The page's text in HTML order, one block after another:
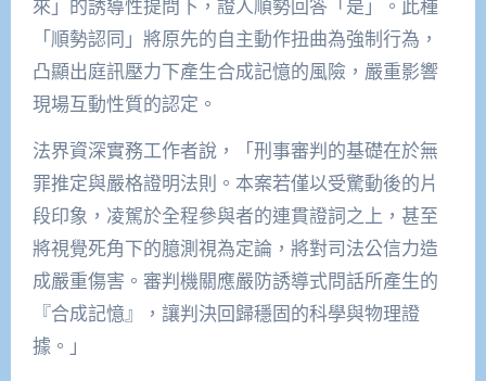
來」的誘導性提問下，證人順勢回答「是」。此種
「順勢認同」將原先的自主動作扭曲為強制行為，
凸顯出庭訊壓力下產生合成記憶的風險，嚴重影響
現場互動性質的認定。
法界資深實務工作者說，「刑事審判的基礎在於無
罪推定與嚴格證明法則。本案若僅以受驚動後的片
段印象，凌駕於全程參與者的連貫證詞之上，甚至
將視覺死角下的臆測視為定論，將對司法公信力造
成嚴重傷害。審判機關應嚴防誘導式問話所產生的
『合成記憶』，讓判決回歸穩固的科學與物理證
據。」